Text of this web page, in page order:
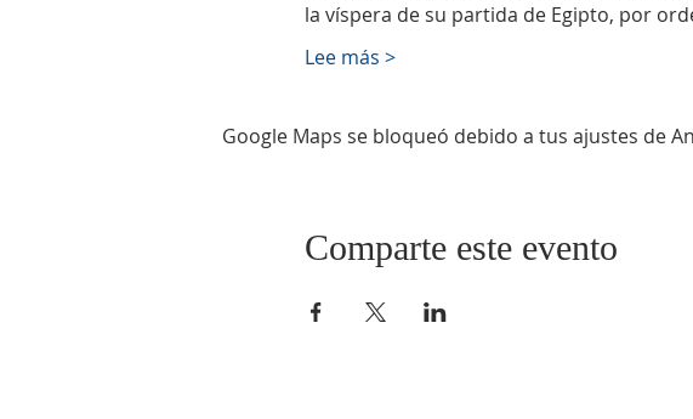
la víspera de su partida de Egipto, por
Lee más >
Google Maps se bloqueó debido a tus ajustes de
Comparte este evento